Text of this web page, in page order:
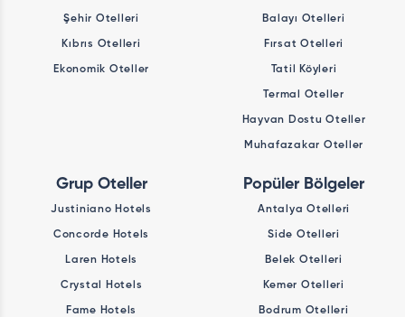
Şehir Otelleri
Kıbrıs Otelleri
Ekonomik Oteller
Balayı Otelleri
Fırsat Otelleri
Tatil Köyleri
Termal Oteller
Hayvan Dostu Oteller
Muhafazakar Oteller
Grup Oteller
Justiniano Hotels
Concorde Hotels
Laren Hotels
Crystal Hotels
Fame Hotels
Popüler Bölgeler
Antalya Otelleri
Side Otelleri
Belek Otelleri
Kemer Otelleri
Bodrum Otelleri